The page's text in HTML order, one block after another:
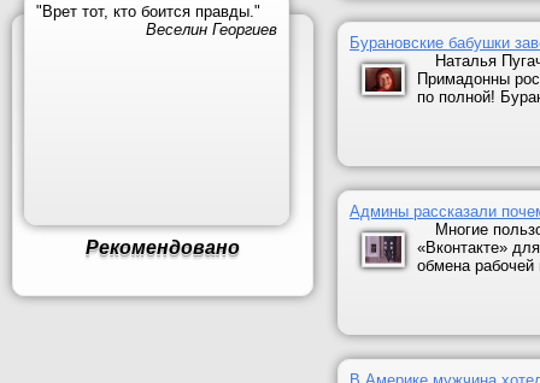
"Врет тот, кто боится правды."
Веселин Георгиев
Рекомендовано
Бурановские бабушки
Наталья
Примадонны
по полной!
Админы рассказали
Многие
«Вконтакте»
обмена